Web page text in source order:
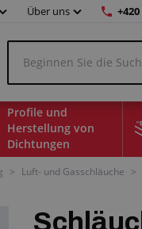
Über uns
Profile und
Herstellung von
Dichtungen
> Luft- und Gasschläuche >